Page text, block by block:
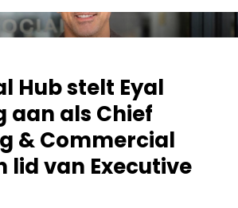
Hub stelt Eyal
aan als Chief
& Commercial
lid van Executive